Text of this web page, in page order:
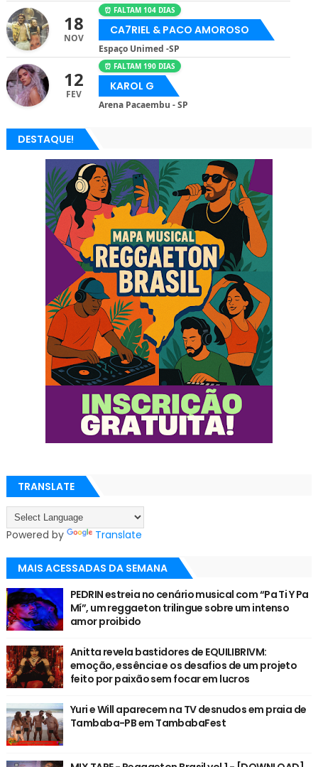
18
NOV
⏰ FALTAM 104 DIAS
CA7RIEL & PACO AMOROSO
Espaço Unimed -SP
12
FEV
⏰ FALTAM 190 DIAS
KAROL G
Arena Pacaembu - SP
DESTAQUE!
TRANSLATE
Powered by Translate
MAIS ACESSADAS DA SEMANA
PEDRIN estreia no cenário musical com “Pa Ti Y Pa
Mí”, um reggaeton trilingue sobre um intenso
amor proibido
Anitta revela bastidores de EQUILIBRIVM:
emoção, essência e os desafios de um projeto
feito por paixão sem focar em lucros
Yuri e Will aparecem na TV desnudos em praia de
Tambaba-PB em TambabaFest